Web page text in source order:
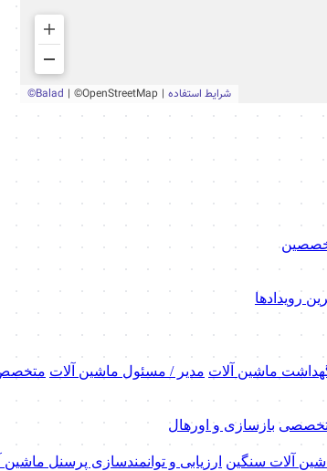
رویدادها
ماشین آلات مدیر / مسئول ماشین آلات متخصص
تخصصی بازسازی و اورهال
آلات سنگین ارزیابی و توانمندسازی پرسنل ماشین